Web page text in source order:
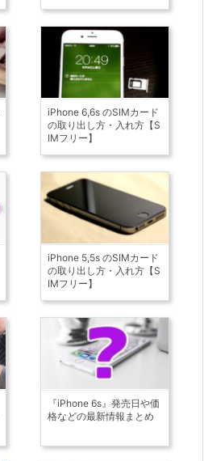
iPhone 6,6s のSIMカード
の取り出し方・入れ方【S
IMフリー】
iPhone 5,5s のSIMカード
の取り出し方・入れ方【S
IMフリー】
『iPhone 6s』発売日や価
格などの最新情報まとめ